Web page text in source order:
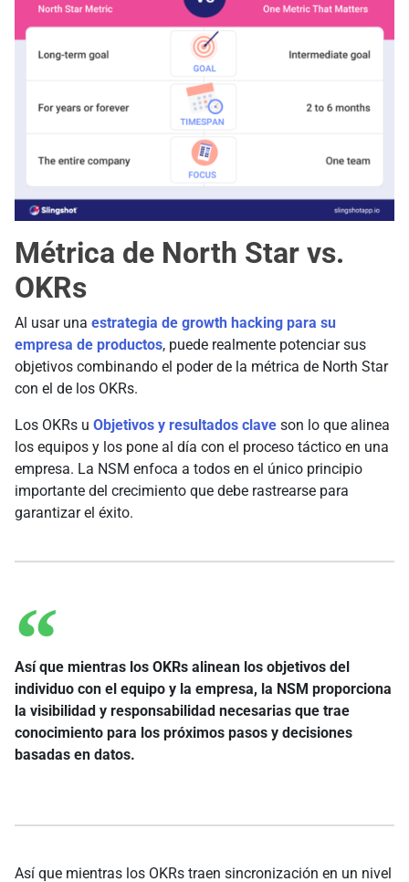
Métrica de North Star vs.
OKRs
Al usar una estrategia de growth hacking para su
empresa de productos, puede realmente potenciar sus
objetivos combinando el poder de la métrica de North Star
con el de los OKRs.
Los OKRs u Objetivos y resultados clave son lo que alinea
los equipos y los pone al día con el proceso táctico en una
empresa. La NSM enfoca a todos en el único principio
importante del crecimiento que debe rastrearse para
garantizar el éxito.
Así que mientras los OKRs alinean los objetivos del
individuo con el equipo y la empresa, la NSM proporciona
la visibilidad y responsabilidad necesarias que trae
conocimiento para los próximos pasos y decisiones
basadas en datos.
Así que mientras los OKRs traen sincronización en un nivel